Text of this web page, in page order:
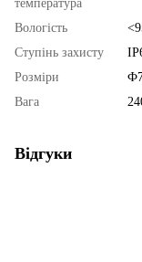
температура
Вологість
Ступінь захисту
Розміри
Вага
Відгуки